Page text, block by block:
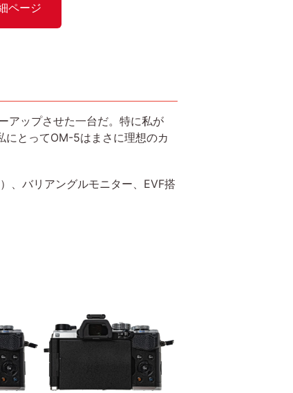
ページ
アップさせた一台だ。特に私が
にとってOM-5はまさに理想のカ
、バリアングルモニター、EVF搭